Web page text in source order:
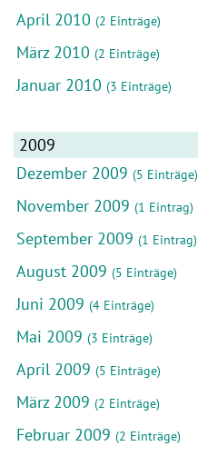
April 2010 (2 Einträge)
März 2010 (2 Einträge)
Januar 2010 (3 Einträge)
2009
Dezember 2009 (5 Einträge)
November 2009 (1 Eintrag)
September 2009 (1 Eintrag)
August 2009 (5 Einträge)
Juni 2009 (4 Einträge)
Mai 2009 (3 Einträge)
April 2009 (5 Einträge)
März 2009 (2 Einträge)
Februar 2009 (2 Einträge)